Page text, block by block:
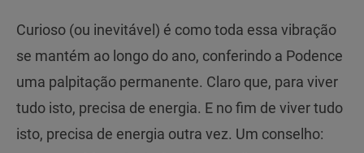
Curioso (ou inevitável) é como toda essa vibração
se mantém ao longo do ano, conferindo a Podence
uma palpitação permanente. Claro que, para viver
tudo isto, precisa de energia. E no fim de viver tudo
isto, precisa de energia outra vez. Um conselho: